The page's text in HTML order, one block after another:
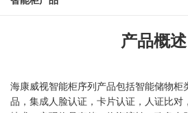
产品概述
海康威视智能柜序列产品包括智能储物柜
品，集成人脸认证，卡片认证，人证比对